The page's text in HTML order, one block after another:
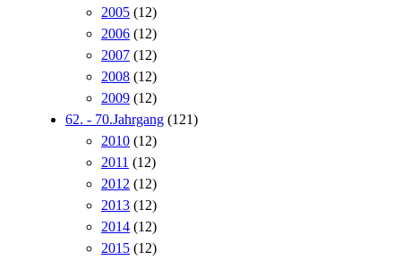
2005 (12)
2006 (12)
2007 (12)
2008 (12)
2009 (12)
62. - 70.Jahrgang (121)
2010 (12)
2011 (12)
2012 (12)
2013 (12)
2014 (12)
2015 (12)